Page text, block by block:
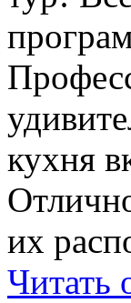
кухня
их
Читать